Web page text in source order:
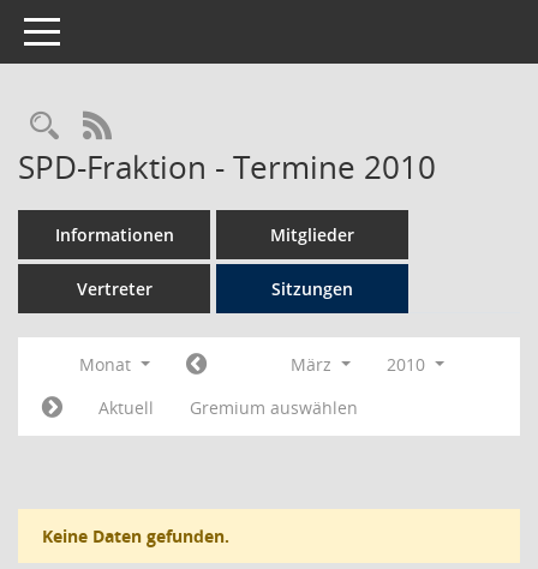
Toggle navigation
Rechercheauswahl
RSS-Feed
SPD-Fraktion - Termine 2010
Informationen Mitglieder
Vertreter Sitzungen
Monat März
2010
Aktuell
Gremium auswählen
Keine Daten gefunden.